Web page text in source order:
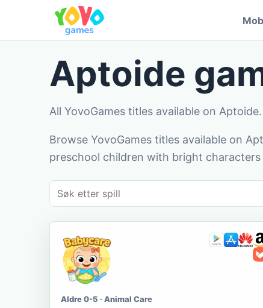
Aptoide
All YovoGames titles available on Aptoide.
Browse YovoGames titles available on
preschool children with bright characters
Aldre 0-5 · Animal Care